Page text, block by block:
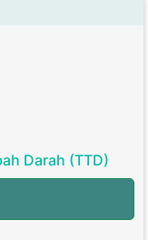
Darah (TTD)